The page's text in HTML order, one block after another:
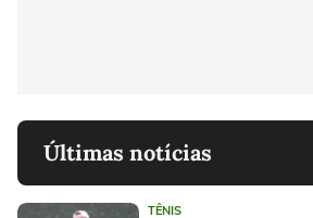
Últimas notícias
TÊNIS